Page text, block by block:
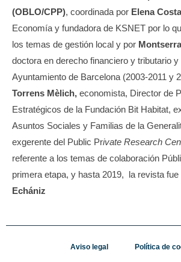
(OBLO/CPP), coordinada por Elena
Economía y fundadora de KSNET por lo
los temas de gestión local y por
doctora en derecho financiero y tributario
Ayuntamiento de Barcelona (2003-2011 y
Torrens Mèlich, economista, Director de
Estratégicos de la Fundación Bit Habitat,
Asuntos Sociales y Familias de la
exgerente del Public Private Research
referente a los temas de colaboración
primera etapa, y hasta 2019, la revista fue
Echániz
Aviso legal Política de